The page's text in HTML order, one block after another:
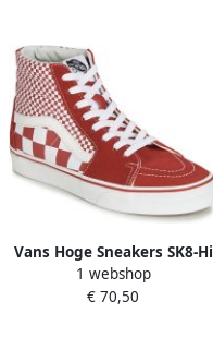
Vans Hoge Sneakers SK8-Hi
1 webshop
€ 70,50